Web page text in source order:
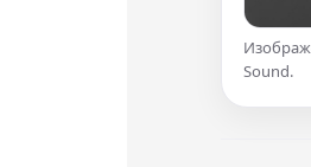
Sound.